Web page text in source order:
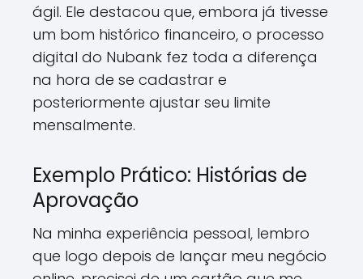
ágil. Ele destacou que, embora já tivesse
um bom histórico financeiro, o processo
digital do Nubank fez toda a diferença
na hora de se cadastrar e
posteriormente ajustar seu limite
mensalmente.
Exemplo Prático: Histórias de
Aprovação
Na minha experiência pessoal, lembro
que logo depois de lançar meu negócio